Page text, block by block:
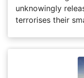
unknowingly
terrorises their